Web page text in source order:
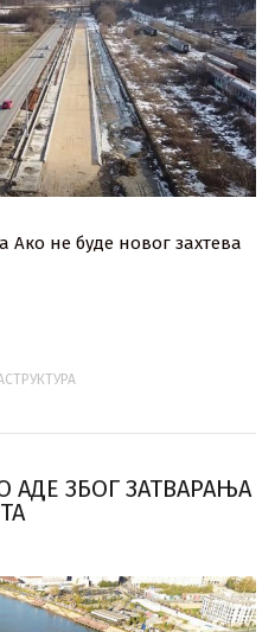
Ако не буде новог захтева
АДЕ ЗБОГ ЗАТВАРАЊА